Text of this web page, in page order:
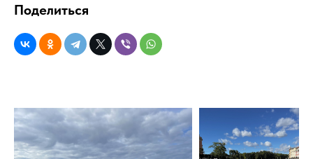
Поделиться